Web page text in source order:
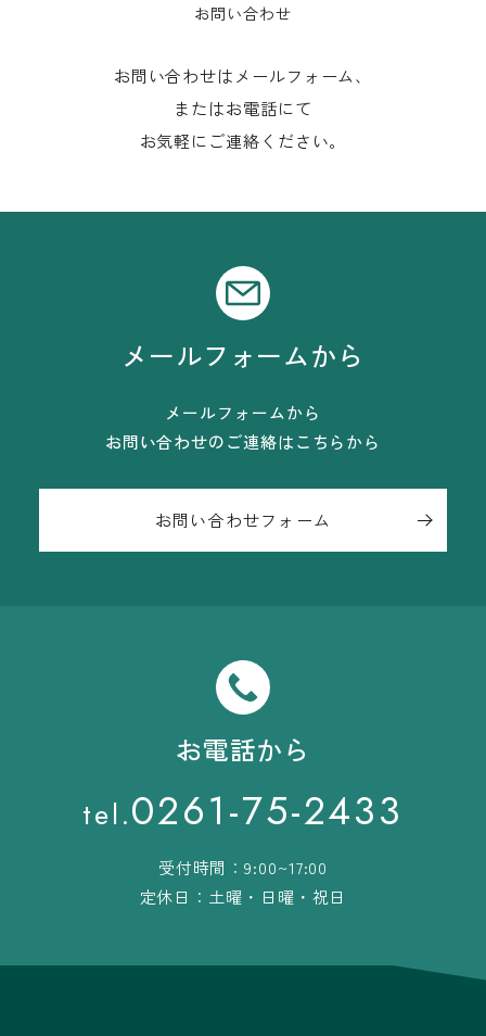
お問い合わせ
お問い合わせはメールフォーム、
またはお電話にて
お気軽にご連絡ください。
メールフォームから
メールフォームから
お問い合わせのご連絡はこちらから
お問い合わせフォーム
お電話から
tel.0261-75-2433
受付時間：9:00~17:00
定休日：土曜・日曜・祝日